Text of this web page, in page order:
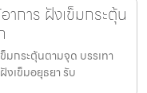
การ ฝังเข็มกระตุ้น
มกระตุ้นตามจุด บรรเทา
งเข็มอยุธยา รับ